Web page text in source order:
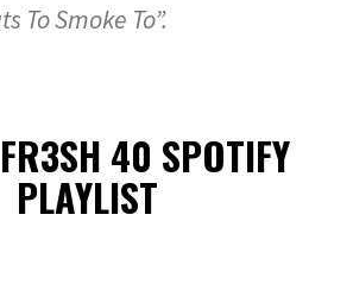
To Smoke To”.
40 SPOTIFY
PLAYLIST